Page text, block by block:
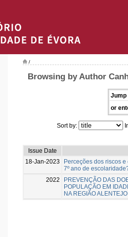
/
Browsing by Author
Jump
or
Sort by:
Issue Date
18-Jan-2023
Perceções dos riscos
7º ano de
2022
PREVENÇÃO DAS
POPULAÇÃO EM
NA REGIÃO ALENTEJO